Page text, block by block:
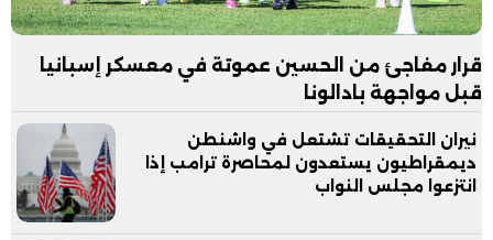
قرار مفاجئ من الحسين عموتة في معسكر إسبانيا
قبل مواجهة بادالونا
نيران التحقيقات تشتعل في واشنطن
ديمقراطيون يستعدون لمحاصرة ترامب إذا
انتزعوا مجلس النواب